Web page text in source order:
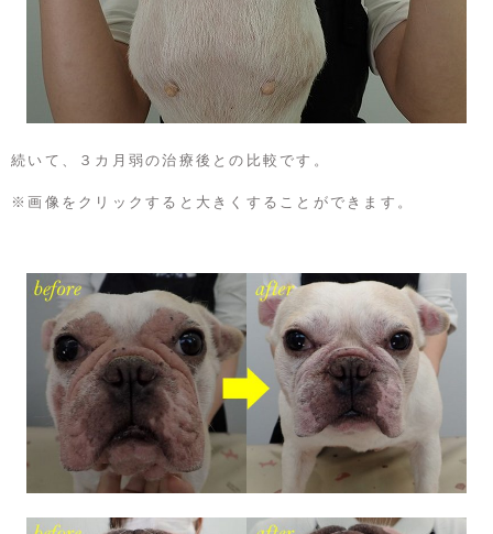
続いて、３カ月弱の治療後との比較です。
※画像をクリックすると大きくすることができます。